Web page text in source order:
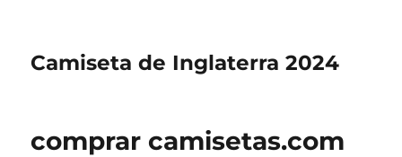
Camiseta de Inglaterra 2024
comprar camisetas.com